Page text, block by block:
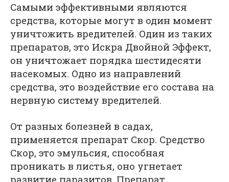
Самыми эффективными являются
средства, которые могут в один момент
уничтожить вредителей. Один из таких
препаратов, это Искра Двойной Эффект,
он уничтожает порядка шестидесяти
насекомых. Одно из направлений
средства, это воздействие его состава на
нервную систему вредителей.
От разных болезней в садах,
применяется препарат Скор. Средство
Скор, это эмульсия, способная
проникать в листья, оно угнетает
развитие паразитов. Препарат